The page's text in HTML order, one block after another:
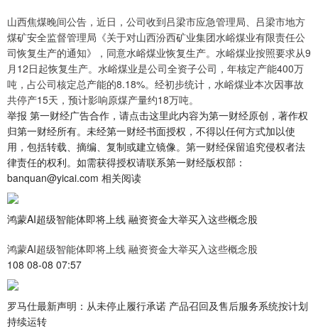
山西焦煤晚间公告，近日，公司收到吕梁市应急管理局、吕梁市地方
煤矿安全监督管理局《关于对山西汾西矿业集团水峪煤业有限责任公
司恢复生产的通知》，同意水峪煤业恢复生产。水峪煤业按照要求从9
月12日起恢复生产。水峪煤业是公司全资子公司，年核定产能400万
吨，占公司核定总产能的8.18%。经初步统计，水峪煤业本次因事故
共停产15天，预计影响原煤产量约18万吨。
举报 第一财经广告合作，请点击这里此内容为第一财经原创，著作权
归第一财经所有。未经第一财经书面授权，不得以任何方式加以使
用，包括转载、摘编、复制或建立镜像。第一财经保留追究侵权者法
律责任的权利。如需获得授权请联系第一财经版权部：
banquan@yicai.com 相关阅读
鸿蒙AI超级智能体即将上线 融资资金大举买入这些概念股
鸿蒙AI超级智能体即将上线 融资资金大举买入这些概念股
108 08-08 07:57
罗马仕最新声明：从未停止履行承诺 产品召回及售后服务系统按计划
持续运转